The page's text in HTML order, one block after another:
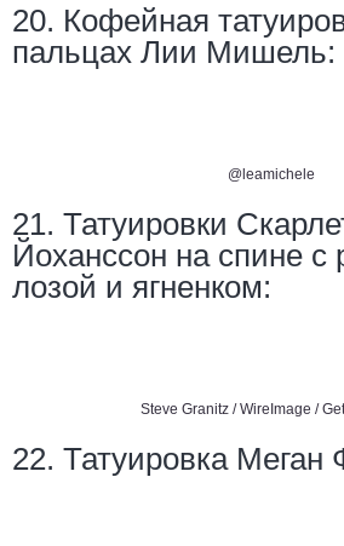
20. Кофейная
пальцах Лии Мишель:
@leamichele
21. Татуировки
Йоханссон на спине с
лозой и ягненком:
Steve Granitz / WireImage /
22. Татуировка Меган